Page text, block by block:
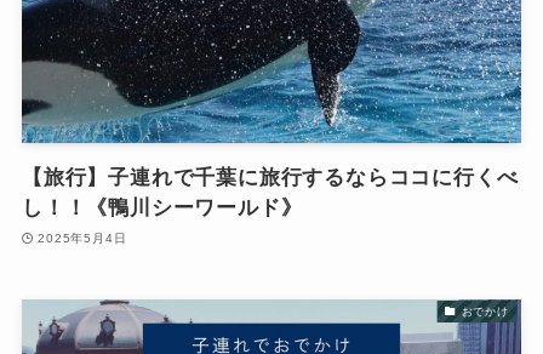
【旅行】子連れで千葉に旅行するならココに行くべ
し！！《鴨川シーワールド》
2025年5月4日
おでかけ